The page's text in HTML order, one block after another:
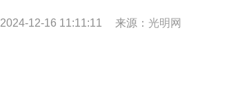
2024-12-16 11:11:11 来源： 光明网